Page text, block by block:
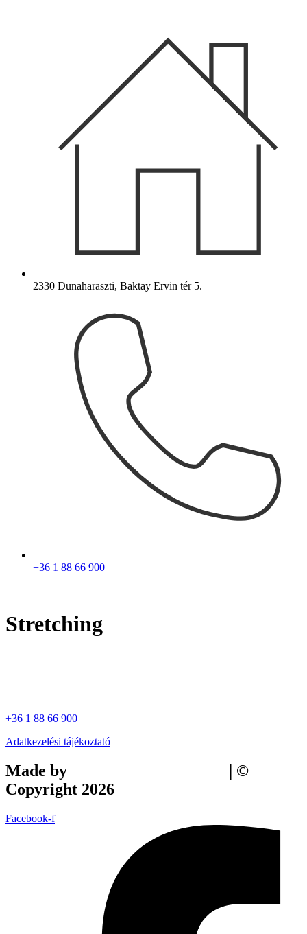
2330 Dunaharaszti, Baktay Ervin tér 5.
+36 1 88 66 900
Stretching
+36 1 88 66 900
Adatkezelési tájékoztató
Made by
| ©
Copyright 2026
Facebook-f